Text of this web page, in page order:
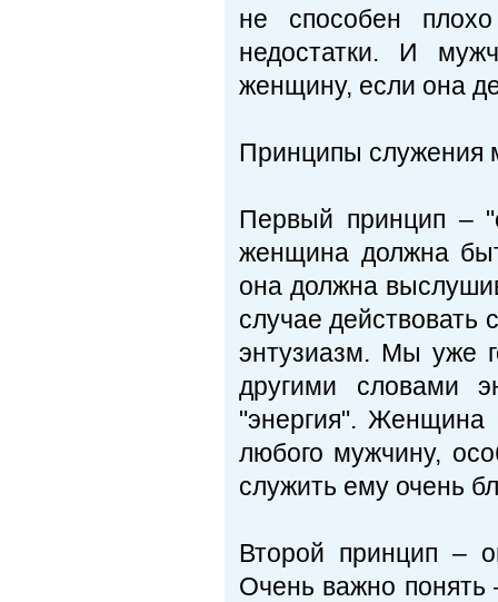
не способен
недостатки. И
женщину, если она
Принципы служения
Первый принцип –
женщина должна
она должна
случае действовать
энтузиазм. Мы уже
другими словами
"энергия". Женщина
любого мужчину,
служить ему очень
Второй принцип –
Очень важно понять